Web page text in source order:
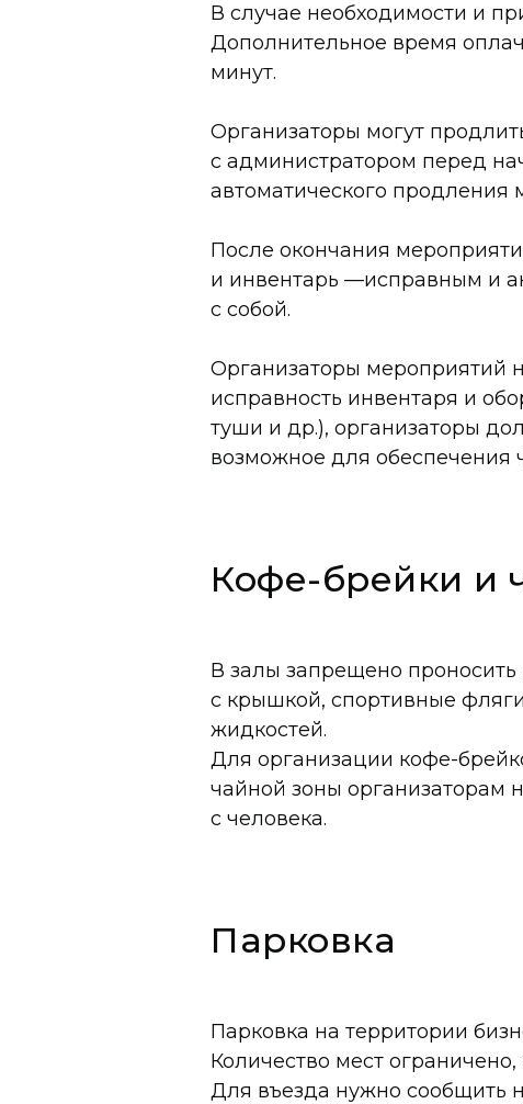
В случае необходимости и
Дополнительное время
минут.
Организаторы могут
с администратором перед
автоматического продления
После окончания
и инвентарь —исправным и
с собой.
Организаторы мероприятий
исправность инвентаря и
туши и др.), организаторы
возможное для обеспечения
Кофе-брейки и
В залы запрещено проносить
с крышкой, спортивные
жидкостей.
Для организации кофе-
чайной зоны организаторам
с человека.
Парковка
Парковка на территории
Количество мест ограничено,
Для въезда нужно сообщить